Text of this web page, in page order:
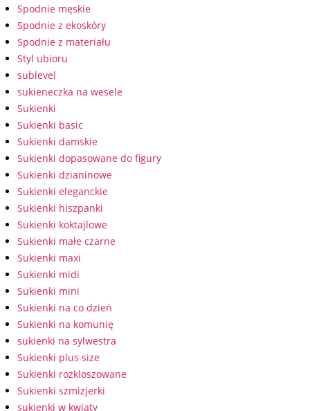
Spodnie męskie
Spodnie z ekoskóry
Spodnie z materiału
Styl ubioru
sublevel
sukieneczka na wesele
Sukienki
Sukienki basic
Sukienki damskie
Sukienki dopasowane do figury
Sukienki dzianinowe
Sukienki eleganckie
Sukienki hiszpanki
Sukienki koktajlowe
Sukienki małe czarne
Sukienki maxi
Sukienki midi
Sukienki mini
Sukienki na co dzień
Sukienki na komunię
sukienki na sylwestra
Sukienki plus size
Sukienki rozkloszowane
Sukienki szmizjerki
sukienki w kwiaty